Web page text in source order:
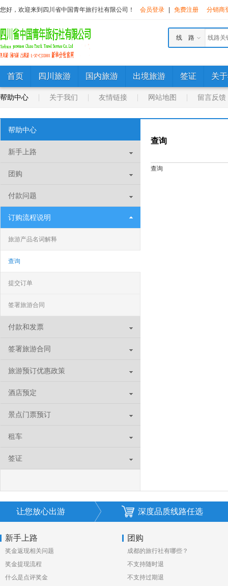
您好，欢迎来到四川省中国青年旅行社有限公司！ 会员登录 免费注册 分销商
线 路
首页 四川旅游 国内旅游 出境旅游 签证 关
帮助中心 关于我们 友情链接 网站地图 留言反馈
帮助中心
新手上路
团购
付款问题
订购流程说明
旅游产品名词解释
查询
提交订单
签署旅游合同
付款和发票
签署旅游合同
旅游预订优惠政策
酒店预定
景点门票预订
租车
签证
查询
查询
让您放心出游 深度品质线路任选
新手上路
奖金返现相关问题
奖金提现流程
什么是点评奖金
团购
成都的旅行社有哪些？
不支持随时退
不支持过期退